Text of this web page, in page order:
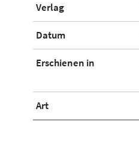
Verlag
Datum
Erschienen in
Art